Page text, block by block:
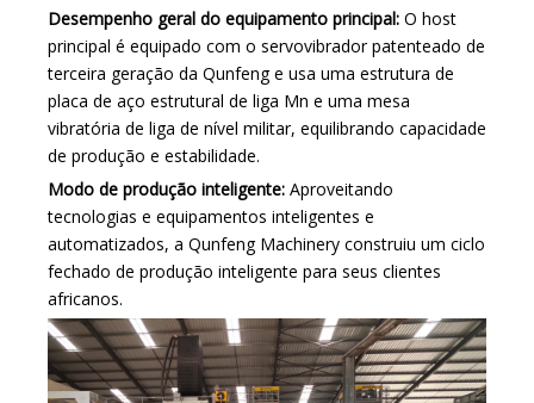
Desempenho geral do equipamento principal: O host
principal é equipado com o servovibrador patenteado de
terceira geração da Qunfeng e usa uma estrutura de
placa de aço estrutural de liga Mn e uma mesa
vibratória de liga de nível militar, equilibrando capacidade
de produção e estabilidade.
Modo de produção inteligente: Aproveitando
tecnologias e equipamentos inteligentes e
automatizados, a Qunfeng Machinery construiu um ciclo
fechado de produção inteligente para seus clientes
africanos.